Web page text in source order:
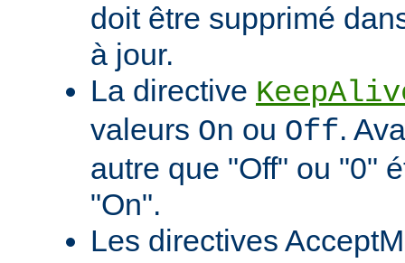
doit être supprimé
à jour.
La directive
valeurs On ou Off.
autre que "Off" ou "0"
"On".
Les directives